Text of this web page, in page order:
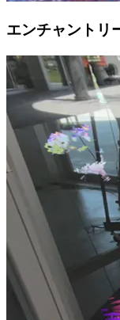
エンチャントリ